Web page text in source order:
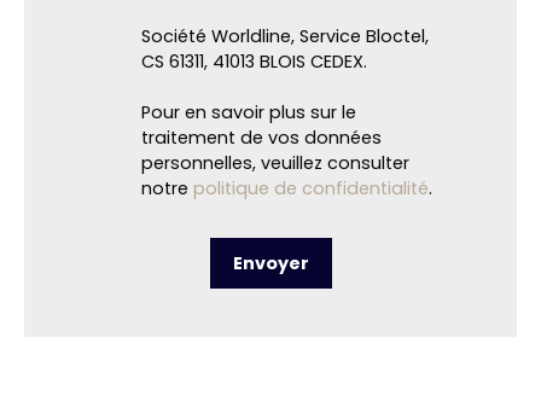
Société Worldline, Service Bloctel,
CS 61311, 41013 BLOIS CEDEX.
Pour en savoir plus sur le
traitement de vos données
personnelles, veuillez consulter
notre politique de confidentialité.
Envoyer